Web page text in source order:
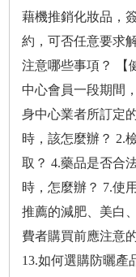
藉機推銷化妝品，
約，可否任意要求
注意哪些事項？ 【
中心會員一段期間
身中心業者所訂定
時，該怎麼辦？ 2.
取？ 4.藥品是否合
時，怎麼辦？ 7.使
推薦的減肥、美白
費者購買前應注意
13.如何選購防曬產